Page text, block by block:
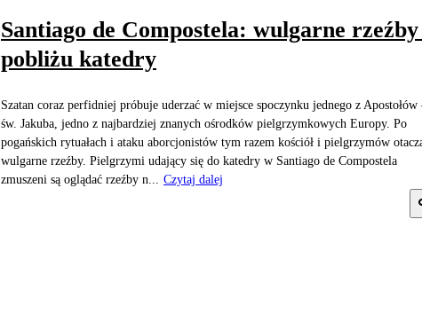
Santiago de Compostela: wulgarne
pobliżu katedry
Szatan coraz perfidniej próbuje uderzać w miejsce spoczynku jednego z Apostołów
św. Jakuba, jedno z najbardziej znanych ośrodków pielgrzymkowych Europy. Po
pogańskich rytuałach i ataku aborcjonistów tym razem kościół i pielgrzymów
wulgarne rzeźby. Pielgrzymi udający się do katedry w Santiago de Compostela
zmuszeni są oglądać rzeźby n... Czytaj dalej